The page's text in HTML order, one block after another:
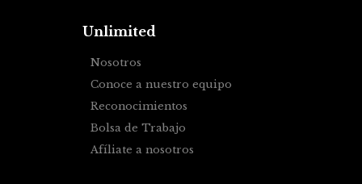
Unlimited
Nosotros
Conoce a nuestro equipo
Reconocimientos
Bolsa de Trabajo
Afíliate a nosotros